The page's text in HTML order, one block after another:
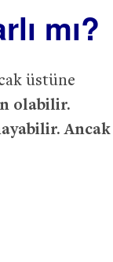
mı?
üstüne
olabilir.
Ancak